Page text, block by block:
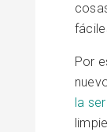
Por
la